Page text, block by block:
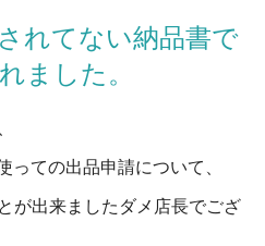
れてない納品書で
ました。
っての出品申請について、
が出来ましたダメ店長でござ